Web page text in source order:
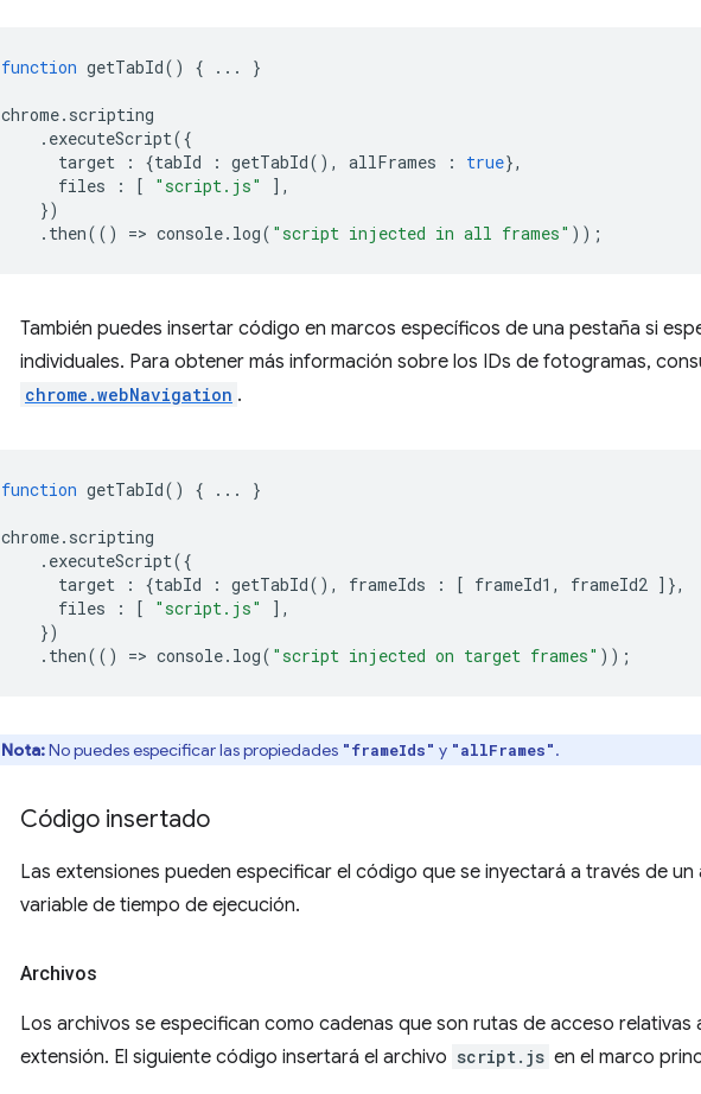
function getTabId() { ... }
chrome. scripting
. executeScript({
target
: {tabId : getTabId(), allFrames : true},
files
: [ "script.js"
],
})
. then(() => console. log( "script injected in all frames" ));
También puedes insertar código en marcos específicos de una pestaña si
individuales. Para obtener más información sobre los IDs de fotogramas,
chrome.webNavigation .
function getTabId() { ... }
chrome. scripting
. executeScript({
target
: {tabId : getTabId(), frameIds : [ frameId1 , frameId2 ]},
files
: [ "script.js"
],
})
. then(() => console. log( "script injected on target frames" ));
Nota:No puedes especificar las propiedades "frameIds" y "allFrames".
Código insertado
Las extensiones pueden especificar el código que se inyectará a través de
variable de tiempo de ejecución.
Archivos
Los archivos se especifican como cadenas que son rutas de acceso relativas
extensión. El siguiente código insertará el archivo script.js en el marco